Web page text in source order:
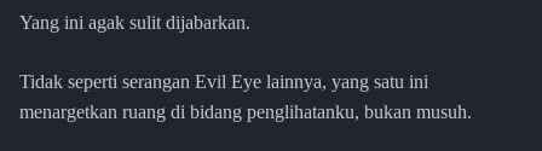
Yang ini agak sulit dijabarkan.
Tidak seperti serangan Evil Eye lainnya, yang satu ini
menargetkan ruang di bidang penglihatanku, bukan musuh.